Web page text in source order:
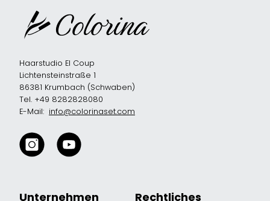
Haarstudio El Coup
Lichtensteinstraße 1
86381 Krumbach (Schwaben)
Tel. +49 8282828080
E-Mail: info@colorinaset.com
Unternehmen Rechtliches